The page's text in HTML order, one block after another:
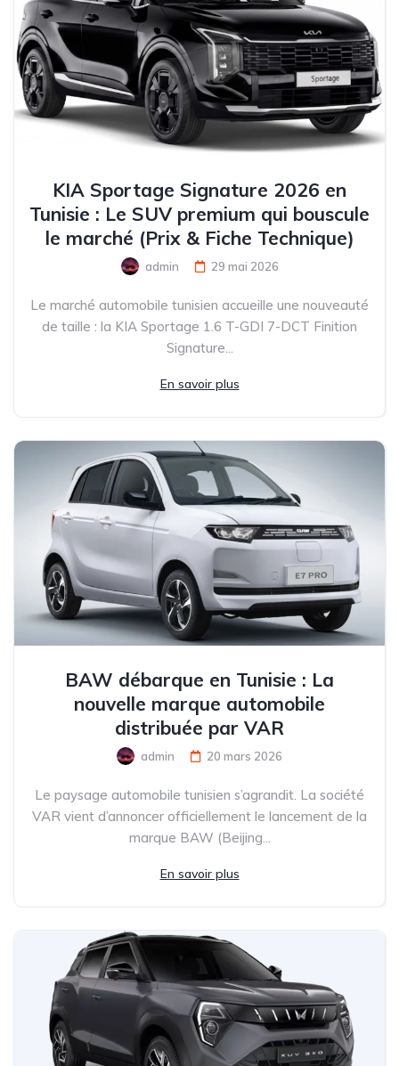
KIA Sportage Signature 2026 en
Tunisie : Le SUV premium qui bouscule
le marché (Prix & Fiche Technique)
admin 29 mai 2026
Le marché automobile tunisien accueille une nouveauté
de taille : la KIA Sportage 1.6 T-GDI 7-DCT Finition
Signature...
En savoir plus
BAW débarque en Tunisie : La
nouvelle marque automobile
distribuée par VAR
admin 20 mars 2026
Le paysage automobile tunisien s’agrandit. La société
VAR vient d’annoncer officiellement le lancement de la
marque BAW (Beijing...
En savoir plus